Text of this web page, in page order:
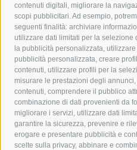
contenuti digitali, migliorare la
scopi pubblicitari. Ad esempio,
seguenti finalità: archiviare
utilizzare dati limitati per la
la pubblicità personalizzata,
pubblicità personalizzata, creare
contenuti, utilizzare profili per la
misurare le prestazioni degli
contenuti, comprendere il pubblico
combinazione di dati provenienti da
migliorare i servizi, utilizzare dati
garantire la sicurezza, prevenire e
erogare e presentare pubblicità e
scelte sulla privacy, abbinare e
acqua allerta meteo
anas
area marina protetta di punta
Asl Napoli 3 sud
capitaneria
castellammare di stabia
comune di sorrento
concerto
costiera amalfitana
covid-19
fondazione sorrento
gori
lavori
lorenzo balducelli